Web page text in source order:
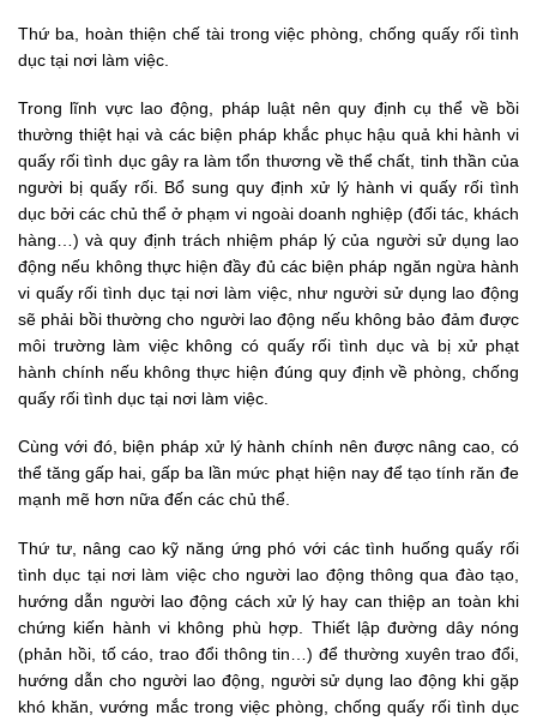
Thứ ba, hoàn thiện chế tài trong việc phòng, chống quấy rối tình
dục tại nơi làm việc.
Trong lĩnh vực lao động, pháp luật nên quy định cụ thể về bồi
thường thiệt hại và các biện pháp khắc phục hậu quả khi hành vi
quấy rối tình dục gây ra làm tổn thương về thể chất, tinh thần của
người bị quấy rối. Bổ sung quy định xử lý hành vi quấy rối tình
dục bởi các chủ thể ở phạm vi ngoài doanh nghiệp (đối tác, khách
hàng…) và quy định trách nhiệm pháp lý của người sử dụng lao
động nếu không thực hiện đầy đủ các biện pháp ngăn ngừa hành
vi quấy rối tình dục tại nơi làm việc, như người sử dụng lao động
sẽ phải bồi thường cho người lao động nếu không bảo đảm được
môi trường làm việc không có quấy rối tình dục và bị xử phạt
hành chính nếu không thực hiện đúng quy định về phòng, chống
quấy rối tình dục tại nơi làm việc.
Cùng với đó, biện pháp xử lý hành chính nên được nâng cao, có
thể tăng gấp hai, gấp ba lần mức phạt hiện nay để tạo tính răn đe
mạnh mẽ hơn nữa đến các chủ thể.
Thứ tư, nâng cao kỹ năng ứng phó với các tình huống quấy rối
tình dục tại nơi làm việc cho người lao động thông qua đào tạo,
hướng dẫn người lao động cách xử lý hay can thiệp an toàn khi
chứng kiến hành vi không phù hợp. Thiết lập đường dây nóng
(phản hồi, tố cáo, trao đổi thông tin…) để thường xuyên trao đổi,
hướng dẫn cho người lao động, người sử dụng lao động khi gặp
khó khăn, vướng mắc trong việc phòng, chống quấy rối tình dục